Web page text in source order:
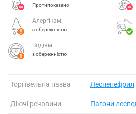
Протипоказано
Алергікам
з обережністю
Водіям
з обережністю
Торгівельна назва Леспенефрил
Діючі речовини Пагони